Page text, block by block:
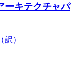
ーキテクチャパ
）